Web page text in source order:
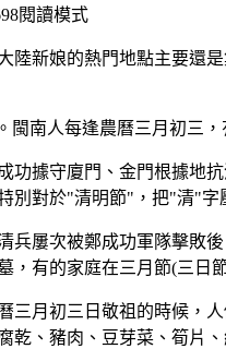
閱讀模式
陸新娘的熱門地點主要還
閩南人每逢農曆三月初三
功據守廈門、金門根據地
別對於"清明節"，把"清"
兵屢次被鄭成功軍隊擊敗
，有的家庭在三月節(三日
三月初三日敬祖的時候，
乾、豬肉、豆芽菜、筍片